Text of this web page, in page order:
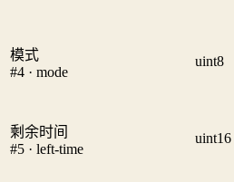
模式
#4 · mode
uint8
剩余时间
#5 · left-time
uint16